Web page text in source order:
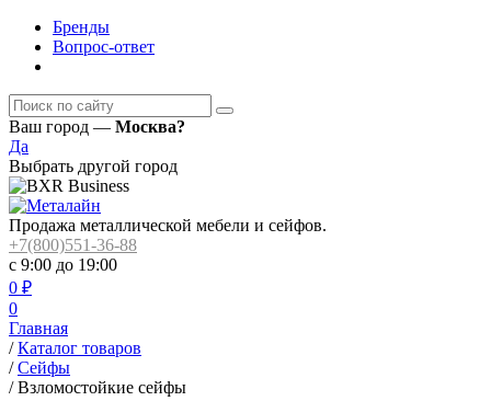
Бренды
Вопрос-ответ
Ваш город — Москва?
Да
Выбрать другой город
Продажа металлической мебели и сейфов.
+7(800)551-36-88
с 9:00 до 19:00
0 ₽
0
Главная
/ Каталог товаров
/ Сейфы
/ Взломостойкие сейфы